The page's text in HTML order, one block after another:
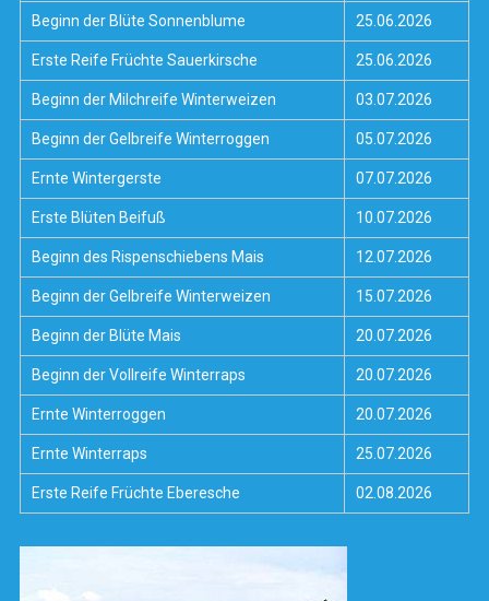
Beginn der Blüte Sonnenblume 25.06.2026
Erste Reife Früchte Sauerkirsche 25.06.2026
Beginn der Milchreife Winterweizen 03.07.2026
Beginn der Gelbreife Winterroggen 05.07.2026
Ernte Wintergerste 07.07.2026
Erste Blüten Beifuß 10.07.2026
Beginn des Rispenschiebens Mais 12.07.2026
Beginn der Gelbreife Winterweizen 15.07.2026
Beginn der Blüte Mais 20.07.2026
Beginn der Vollreife Winterraps 20.07.2026
Ernte Winterroggen 20.07.2026
Ernte Winterraps 25.07.2026
Erste Reife Früchte Eberesche 02.08.2026